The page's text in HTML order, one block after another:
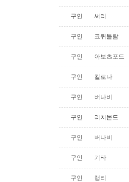
구인 써리
구인 코퀴틀람
구인 아보츠포드
구인 킬로나
구인 버나비
구인 리치몬드
구인 버나비
구인 기타
구인 랭리